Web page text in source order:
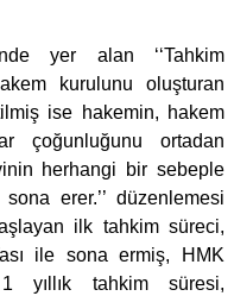
yer alan ‘‘Tahkim
kurulunu oluşturan
ise hakemin, hakem
çoğunluğunu ortadan
herhangi bir sebeple
erer.’’ düzenlemesi
ilk tahkim süreci,
ile sona ermiş, HMK
yıllık tahkim süresi,